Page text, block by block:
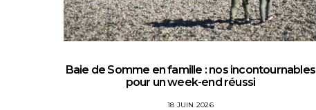
Baie de Somme en famille : nos incontournables
pour un week-end réussi
18 JUIN 2026